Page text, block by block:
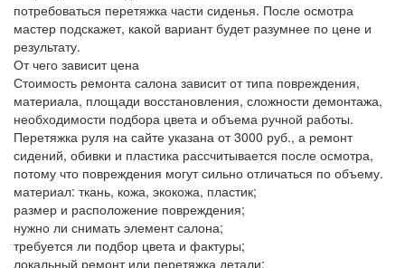
потребоваться перетяжка части сиденья. После осмотра
мастер подскажет, какой вариант будет разумнее по цене и
результату.
От чего зависит цена
Стоимость ремонта салона зависит от типа повреждения,
материала, площади восстановления, сложности демонтажа,
необходимости подбора цвета и объема ручной работы.
Перетяжка руля на сайте указана от 3000 руб., а ремонт
сидений, обивки и пластика рассчитывается после осмотра,
потому что повреждения могут сильно отличаться по объему.
материал: ткань, кожа, экокожа, пластик;
размер и расположение повреждения;
нужно ли снимать элемент салона;
требуется ли подбор цвета и фактуры;
локальный ремонт или перетяжка детали;